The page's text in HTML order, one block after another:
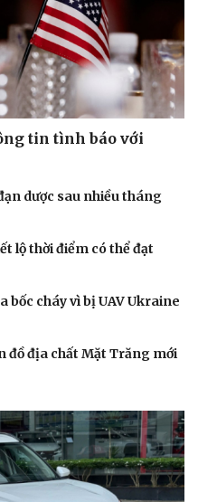
tin tình báo với
dược sau nhiều tháng
lộ thời điểm có thể đạt
bốc cháy vì bị UAV Ukraine
đồ địa chất Mặt Trăng mới